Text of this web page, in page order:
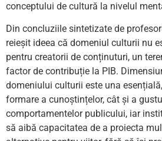
conceptului de cultură la nivelul
Din concluziile sintetizate de
reieșit ideea că domeniul culturii nu
pentru creatorii de conținuturi, un
factor de contribuție la PIB.
domeniului culturii este una
formare a cunoștințelor, cât și a
comportamentelor publicului, iar
să aibă capacitatea de a proiecta